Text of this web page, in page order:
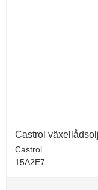
Castrol
Castrol
15A2E7